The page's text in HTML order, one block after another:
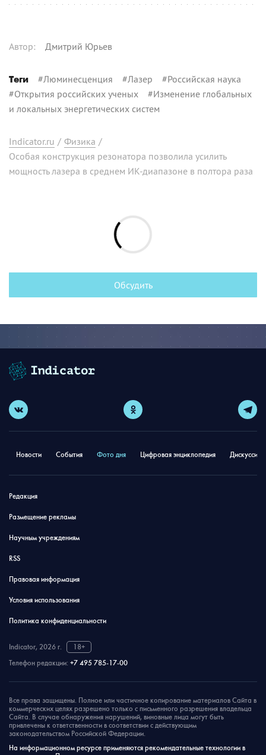
Автор: Дмитрий Юрьев
Теги #Люминесценция #Лазер #Российская наука
#Открытия российских ученых #Изменение глобальных
и локальных энергетических систем
Indicator.ru / Физика /
Особая конструкция резонатора позволила усилить
мощность лазера в среднем ИК-диапазоне в полтора раза
Обсудить
Новости События Фото дня Цифровая энциклопедия
Редакция
Размещение рекламы
Научным учреждениям
RSS
Правовая информация
Условия использования
Политика конфиденциальности
Indicator, 2026 г.
18+
Телефон редакции: +7 495 785-17-00
Все права защищены. Полное или частичное копирование материалов Сайта в
коммерческих целях разрешено только с письменного разрешения владельца
Сайта. В случае обнаружения нарушений, виновные лица могут быть
привлечены к ответственности в соответствии с действующим
законодательством Российской Федерации.
На информационном ресурсе применяются рекомендательные технологии в